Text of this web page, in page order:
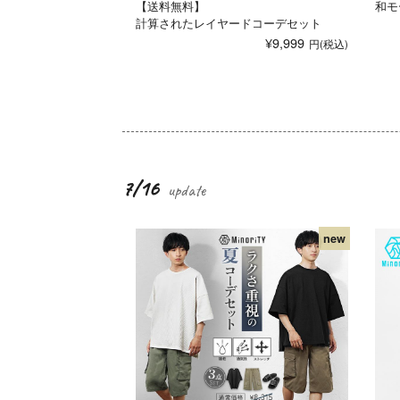
【送料無料】
計算されたレイヤードコーデセット
¥9,999
和
7/16